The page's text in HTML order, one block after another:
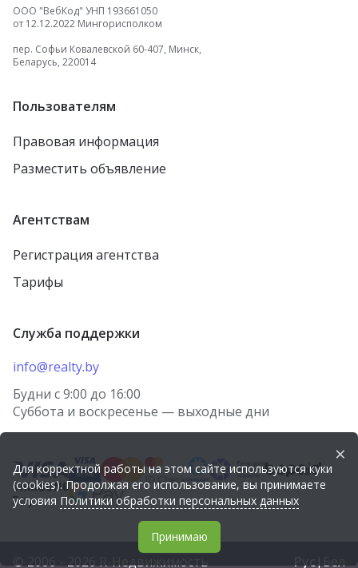
ООО "ВебКод" УНП 193661050
от 12.12.2022 Мингорисполком
пер. Софьи Ковалевской 60-407, Минск,
Беларусь, 220014
Пользователям
Правовая информация
Разместить объявление
Агентствам
Регистрация агентства
Тарифы
Служба поддержки
info@realty.by
Будни с 9:00 до 16:00
Суббота и воскресенье — выходные дни
© 2006 - 2026 R-Недвижимость Рус|Бел
×
Для корректной работы на этом сайте используются куки
(cookies). Продолжая его использование, вы принимаете
условия Политики обработки персональных данных
Принимаю